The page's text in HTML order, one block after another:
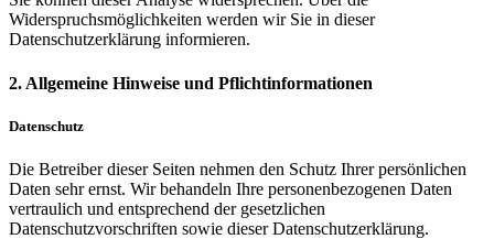
Widerspruchsmöglichkeiten werden wir Sie in dieser
Datenschutzerklärung informieren.
2. Allgemeine Hinweise und Pflichtinformationen
Datenschutz
Die Betreiber dieser Seiten nehmen den Schutz Ihrer persönlichen
Daten sehr ernst. Wir behandeln Ihre personenbezogenen Daten
vertraulich und entsprechend der gesetzlichen
Datenschutzvorschriften sowie dieser Datenschutzerklärung.